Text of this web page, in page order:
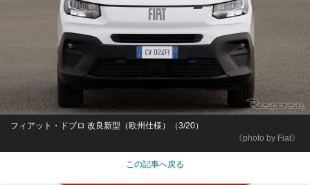
《photo by Fiat》
フィアット・ドブロ 改良新型（欧州仕様）（3/20）
この記事へ戻る